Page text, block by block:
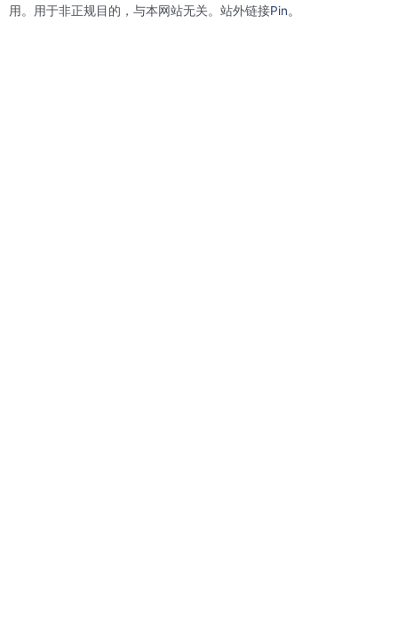
用。用于非正规目的，与本网站无关。站外链接Pin。